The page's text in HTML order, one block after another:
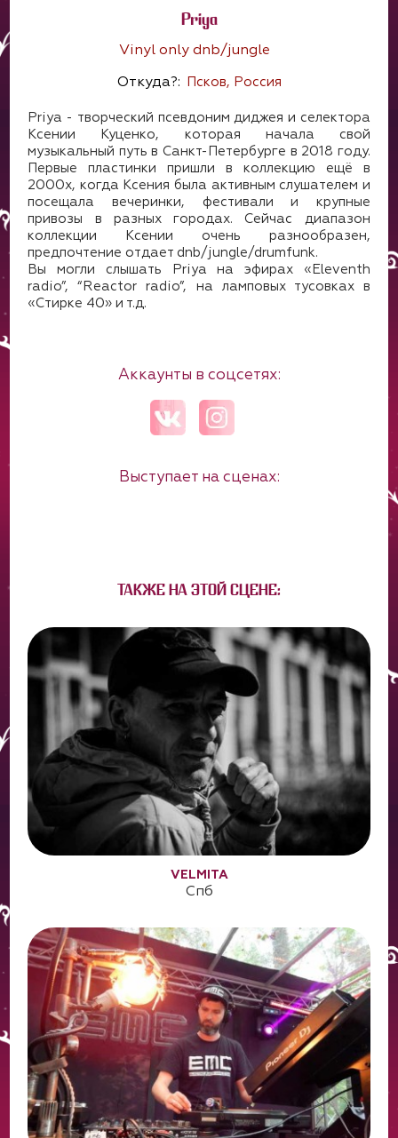
Priya
Vinyl only dnb/jungle
Откуда?: Псков, Россия
Priya - творческий псевдоним диджея и селектора
Ксении Куценко, которая начала свой
музыкальный путь в Санкт-Петербурге в 2018 году.
Первые пластинки пришли в коллекцию ещё в
2000х, когда Ксения была активным слушателем и
посещала вечеринки, фестивали и крупные
привозы в разных городах. Сейчас диапазон
коллекции Ксении очень разнообразен,
предпочтение отдает dnb/jungle/drumfunk.
Вы могли слышать Priya на эфирах «Eleventh
radio”, “Reactor radio”, на ламповых тусовках в
«Стирке 40» и т.д.
Аккаунты в соцсетях:
Выступает на сценах:
ТАКЖЕ НА ЭТОЙ СЦЕНЕ:
VELMITA
Спб